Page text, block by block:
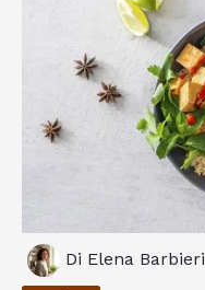
Di Elena Barbieri